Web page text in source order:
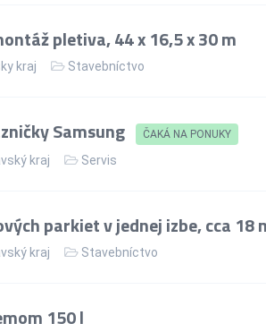
pletiva, 44 x 16,5 x 30 m
kraj Stavebníctvo
Samsung ČAKÁ NA PONUKY
kraj Servis
parkiet v jednej izbe, cca 18
kraj Stavebníctvo
150 l